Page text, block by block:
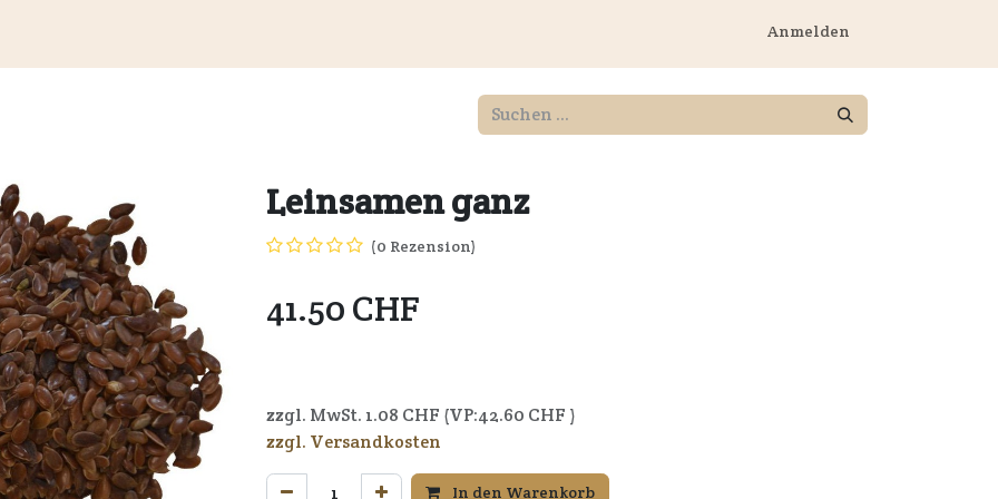
Anmelden
Leinsamen ganz
(0 Rezension)
41.50CHF
zzgl. MwSt. 1.08 CHF (VP:42.60 CHF )
zzgl. Versandkosten
In den Warenkorb